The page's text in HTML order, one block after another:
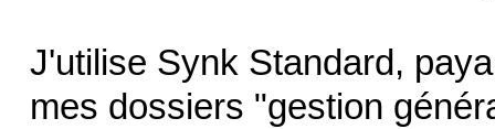
J'utilise Synk Standard,
mes dossiers "gestion